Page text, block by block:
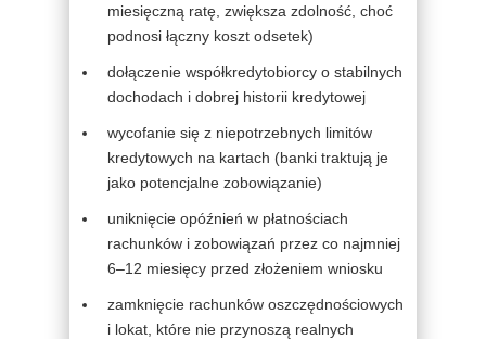
miesięczną ratę, zwiększa zdolność, choć
podnosi łączny koszt odsetek)
dołączenie współkredytobiorcy o stabilnych
dochodach i dobrej historii kredytowej
wycofanie się z niepotrzebnych limitów
kredytowych na kartach (banki traktują je
jako potencjalne zobowiązanie)
uniknięcie opóźnień w płatnościach
rachunków i zobowiązań przez co najmniej
6–12 miesięcy przed złożeniem wniosku
zamknięcie rachunków oszczędnościowych
i lokat, które nie przynoszą realnych